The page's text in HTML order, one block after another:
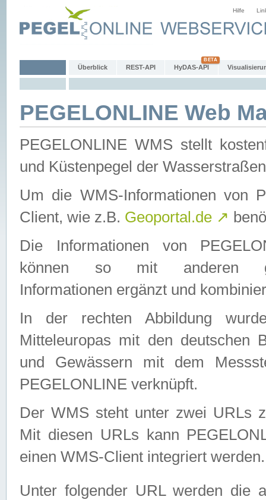
Hilfe
Überblick REST-API HyDAS-API
PEGELONLINE Web
PEGELONLINE WMS stellt
und Küstenpegel der
Um die WMS-Informationen von
Client, wie z.B. Geoportal.de ↗
Die Informationen von
können so mit anderen
Informationen ergänzt und
In der rechten Abbildung
Mitteleuropas mit den deutschen
und Gewässern mit dem
PEGELONLINE verknüpft.
Der WMS steht unter zwei URLs
Mit diesen URLs kann
einen WMS-Client integriert werden.
Unter folgender URL werden die